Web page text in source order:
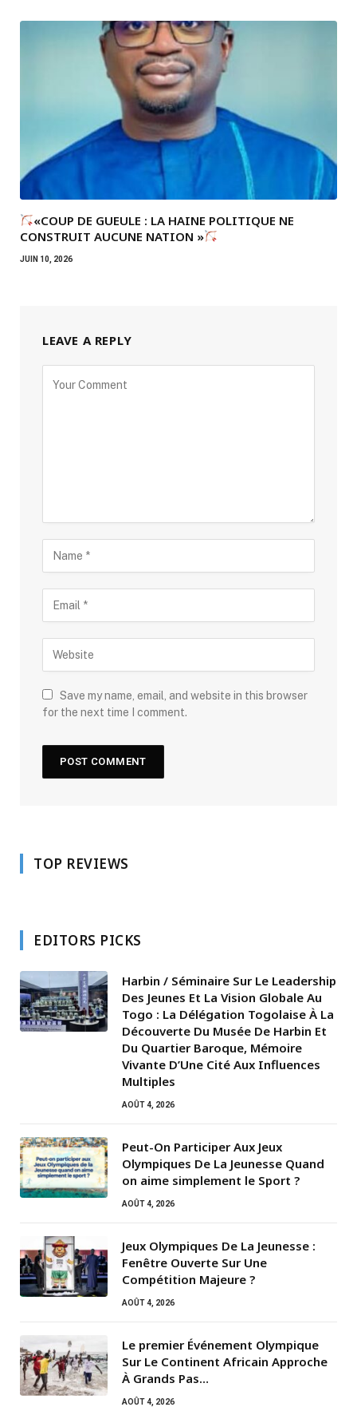
«COUP DE GUEULE : LA HAINE POLITIQUE NE
CONSTRUIT AUCUNE NATION »
JUIN 10, 2026
LEAVE A REPLY
Save my name, email, and website in this browser
for the next time I comment.
TOP REVIEWS
EDITORS PICKS
Harbin / Séminaire Sur Le Leadership
Des Jeunes Et La Vision Globale Au
Togo : La Délégation Togolaise À La
Découverte Du Musée De Harbin Et
Du Quartier Baroque, Mémoire
Vivante D’Une Cité Aux Influences
Multiples
AOÛT 4, 2026
Peut-On Participer Aux Jeux
Olympiques De La Jeunesse Quand
on aime simplement le Sport ?
AOÛT 4, 2026
Jeux Olympiques De La Jeunesse :
Fenêtre Ouverte Sur Une
Compétition Majeure ?
AOÛT 4, 2026
Le premier Événement Olympique
Sur Le Continent Africain Approche
À Grands Pas…
AOÛT 4, 2026